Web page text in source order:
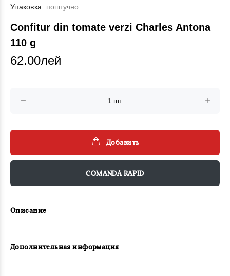
Упаковка: поштучно
Confitur din tomate verzi Charles Antona
110 g
62.00лей
Добавить
COMANDĂ RAPID
Описание
Дополнительная информация